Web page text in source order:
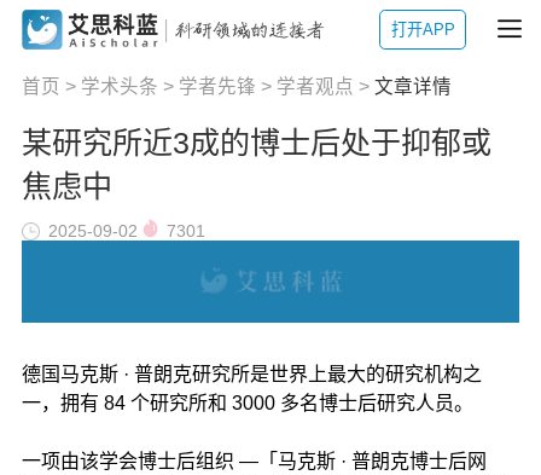
打开APP
首页 > 学术头条 > 学者先锋 > 学者观点 > 文章详情
某研究所近3成的博士后处于抑郁或
焦虑中
2025-09-02 7301
德国马克斯 · 普朗克研究所是世界上最大的研究机构之
一，拥有 84 个研究所和 3000 多名博士后研究人员。
一项由该学会博士后组织 —「马克斯 · 普朗克博士后网